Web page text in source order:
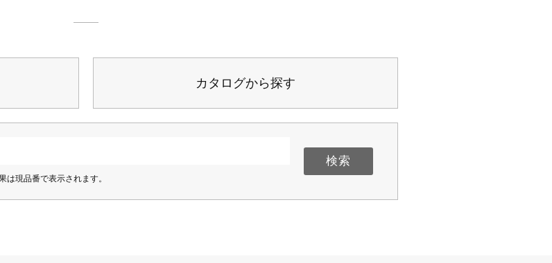
壁装
談する オンラインショップ
お近くの までお問い合わせください。
カタログから探す
は現品番で表示されます。